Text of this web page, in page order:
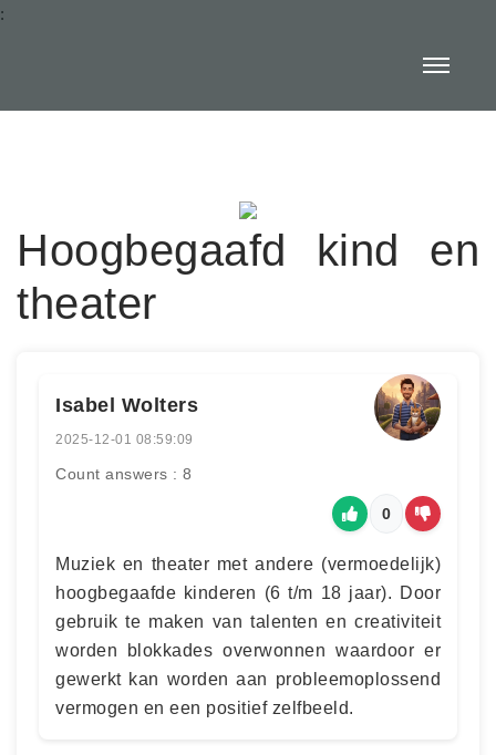
:
Hoogbegaafd kind en
theater
Isabel Wolters
2025-12-01 08:59:09
Count answers : 8
0
Muziek en theater met andere (vermoedelijk)
hoogbegaafde kinderen (6 t/m 18 jaar). Door
gebruik te maken van talenten en creativiteit
worden blokkades overwonnen waardoor er
gewerkt kan worden aan probleemoplossend
vermogen en een positief zelfbeeld.